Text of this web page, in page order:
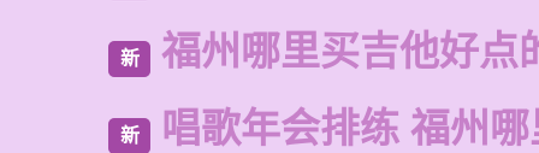
新 福州哪里买吉他好点
新 唱歌年会排练 福州